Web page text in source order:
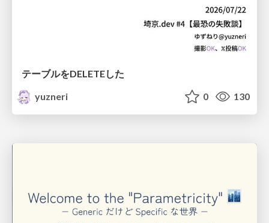
テーブルをDELETEした
yuzneri
0 130